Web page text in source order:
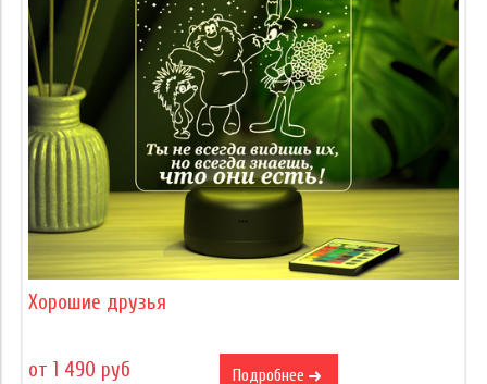
Хорошие друзья
от 1 490 руб Подробнее